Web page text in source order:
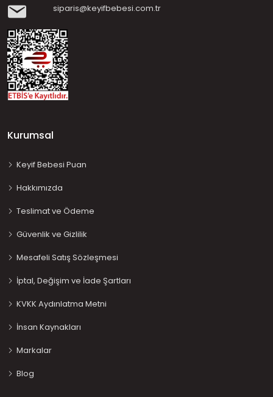
siparis@keyifbebesi.com.tr
Kurumsal
Keyif Bebesi Puan
Hakkımızda
Teslimat ve Ödeme
Güvenlik ve Gizlilik
Mesafeli Satış Sözleşmesi
İptal, Değişim ve İade Şartları
KVKK Aydınlatma Metni
İnsan Kaynakları
Markalar
Blog